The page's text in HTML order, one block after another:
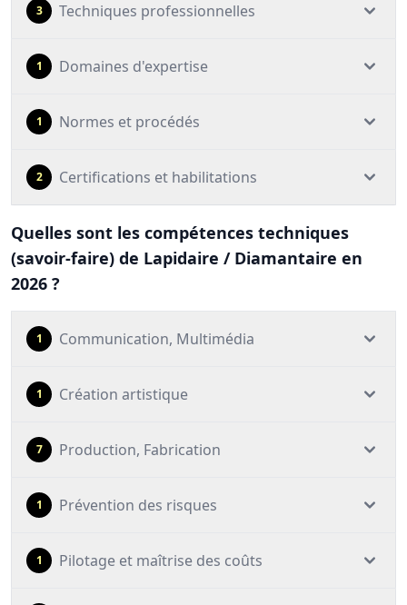
3 Techniques professionnelles
1 Domaines d'expertise
1 Normes et procédés
2 Certifications et habilitations
Quelles sont les compétences techniques
(savoir-faire) de Lapidaire / Diamantaire en
2026 ?
1 Communication, Multimédia
1 Création artistique
7 Production, Fabrication
1 Prévention des risques
1 Pilotage et maîtrise des coûts